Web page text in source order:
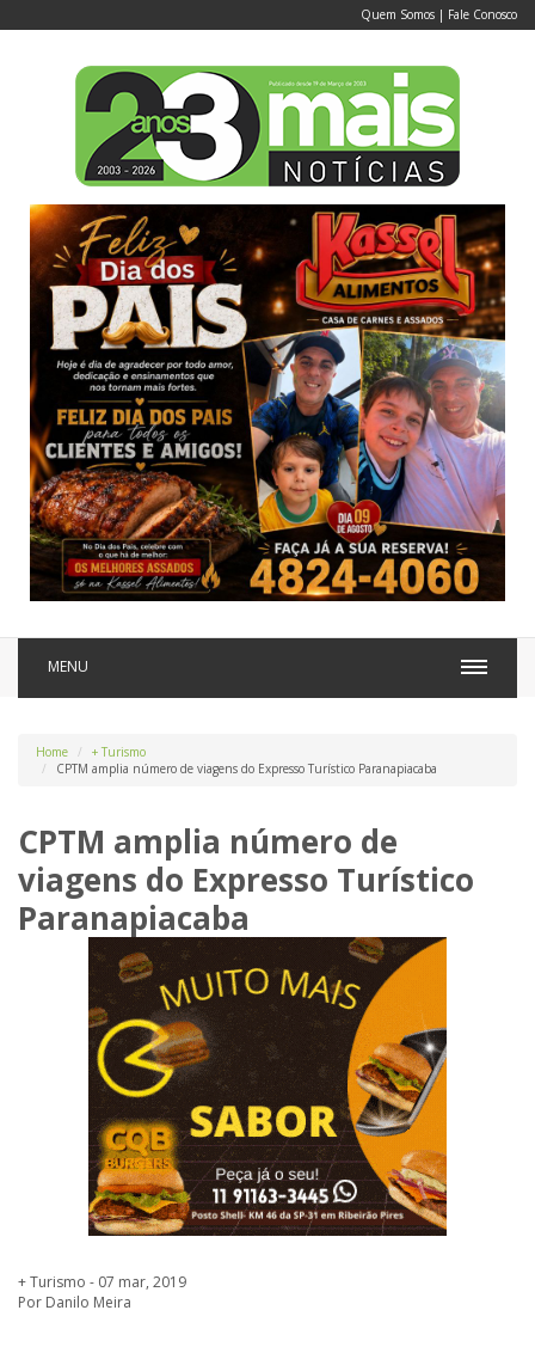
Quem Somos | Fale Conosco
MENU
Home
+ Turismo
CPTM amplia número de viagens do Expresso Turístico Paranapiacaba
CPTM amplia número de
viagens do Expresso Turístico
Paranapiacaba
+ Turismo - 07 mar, 2019
Por Danilo Meira